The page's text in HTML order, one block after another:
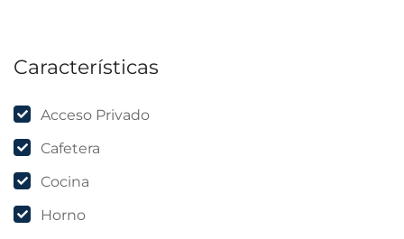
Características
Acceso Privado
Cafetera
Cocina
Horno